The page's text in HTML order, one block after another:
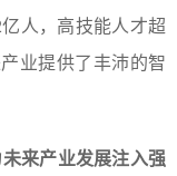
人，高技能人才超
业提供了丰沛的智
来产业发展注入强